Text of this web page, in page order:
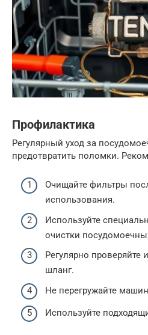
Профилактика
Регулярный уход за
предотвратить поломки.
Очищайте фильтры
использования.
Используйте
очистки
Регулярно проверяйте
шланг.
Не перегружайте
Используйте